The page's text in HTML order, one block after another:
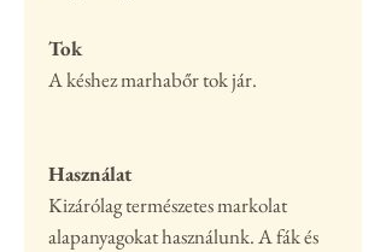
Tok
A késhez marhabőr tok jár.
Használat
Kizárólag természetes markolat
alapanyagokat használunk. A fák és